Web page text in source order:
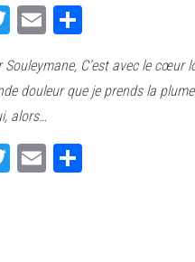
T
tt
er
E
ail ag
er
Souleymane, C’est avec le cœur
douleur que je prends la plume
alors…
T
E